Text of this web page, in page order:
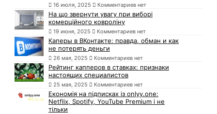
16 июля, 2025 Комментариев нет
На що звернути увагу при виборі
комерційного ковроліну
19 июня, 2025 Комментариев нет
Каперы в ВКонтакте: правда, обман и как
не потерять деньги
26 мая, 2025 Комментариев нет
Рейтинг капперов в ставках: признаки
настоящих специалистов
25 мая, 2025 Комментариев нет
Економія на підписках із onlyy.one:
Netflix, Spotify, YouTube Premium і не
тільки